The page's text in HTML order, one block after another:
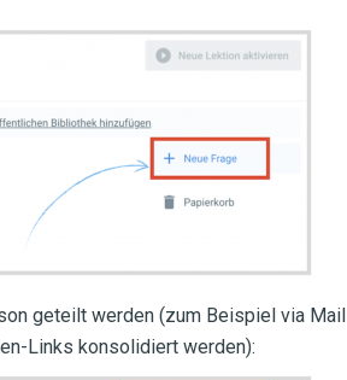
geteilt werden (zum Beispiel via Mail
Links konsolidiert werden):